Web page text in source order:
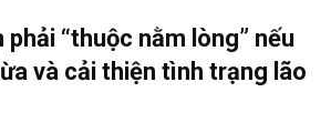
phải “thuộc nằm lòng” nếu
và cải thiện tình trạng lão